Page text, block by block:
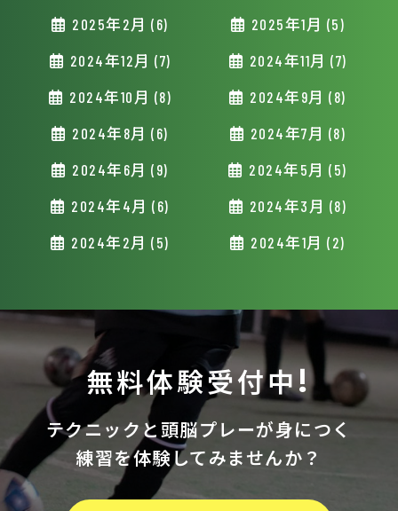
2025年2月 (6) 2025年1月 (5)
2024年12月 (7) 2024年11月 (7)
2024年10月 (8) 2024年9月 (8)
2024年8月 (6) 2024年7月 (8)
2024年6月 (9) 2024年5月 (5)
2024年4月 (6) 2024年3月 (8)
2024年2月 (5) 2024年1月 (2)
無料体験受付中!
テクニックと 頭脳プレーが身につく
練習を体験してみませんか？